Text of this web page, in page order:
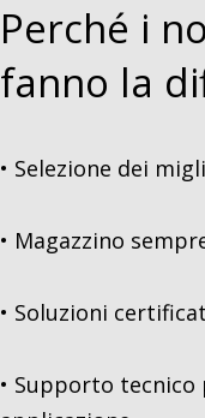
Perché i
fanno la
• Selezione dei
• Magazzino
• Soluzioni
• Supporto